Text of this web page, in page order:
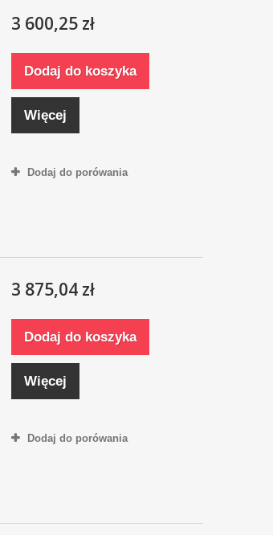
3 600,25 zł
Dodaj do koszyka
Więcej
Dodaj do porówania
3 875,04 zł
Dodaj do koszyka
Więcej
Dodaj do porówania